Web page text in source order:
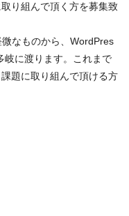
り組んで頂く方を募集致
なものから、WordPres
岐に渡ります。これまで
題に取り組んで頂ける方